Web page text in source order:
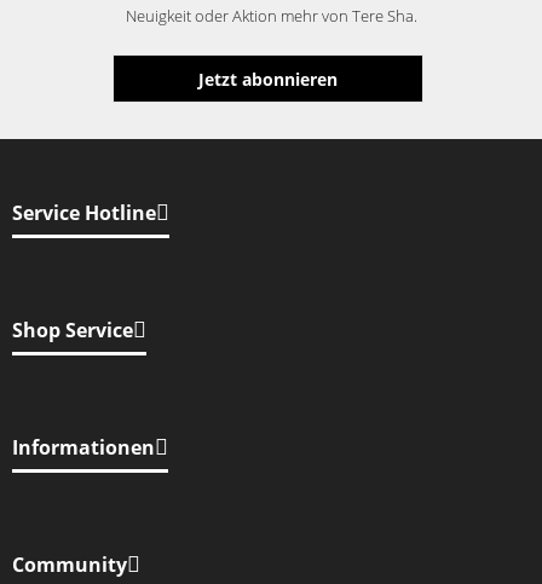
Neuigkeit oder Aktion mehr von Tere Sha.
Jetzt abonnieren
Service Hotline
Shop Service
Informationen
Community